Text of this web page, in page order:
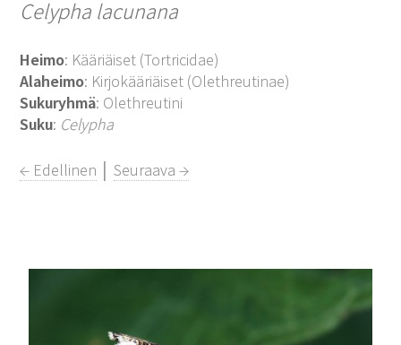
Celypha lacunana
Heimo: Kääriäiset (Tortricidae)
Alaheimo: Kirjokääriäiset (Olethreutinae)
Sukuryhmä: Olethreutini
Suku: Celypha
← Edellinen │Seuraava →